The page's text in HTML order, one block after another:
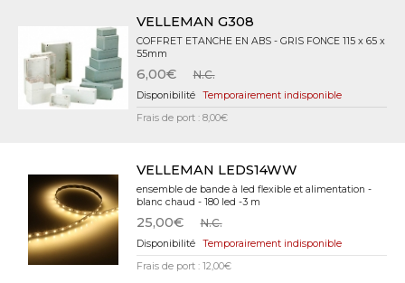
VELLEMAN G308
COFFRET ETANCHE EN ABS - GRIS FONCE 115 x 65 x
55mm
6,00€ N.C.
Temporairement indisponible
Frais de port : 8,00€
VELLEMAN LEDS14WW
ensemble de bande à led flexible et alimentation -
blanc chaud - 180 led -3 m
25,00€ N.C.
Temporairement indisponible
Frais de port : 12,00€